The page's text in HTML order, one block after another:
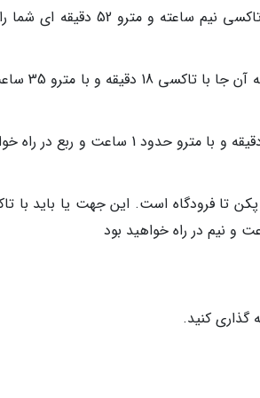
ورزشگاه ملی پکن (بِرد نست): حدودا 10 کیلومتر با شما فاصله دارد. تاکسی نیم ساعته و
خیابان کیانمن: 6 کیلومتر از این خیابان دورتر هستید
کاخ سامر: 15 کیلومتر از شما دورتر است. رفتن به آن جا با تاکسی 50 دقیقه و با مترو حدود 1
هتل نووتل پیس پکن تا فرودگاه است. این جهت یا باید
گذاری کنید.